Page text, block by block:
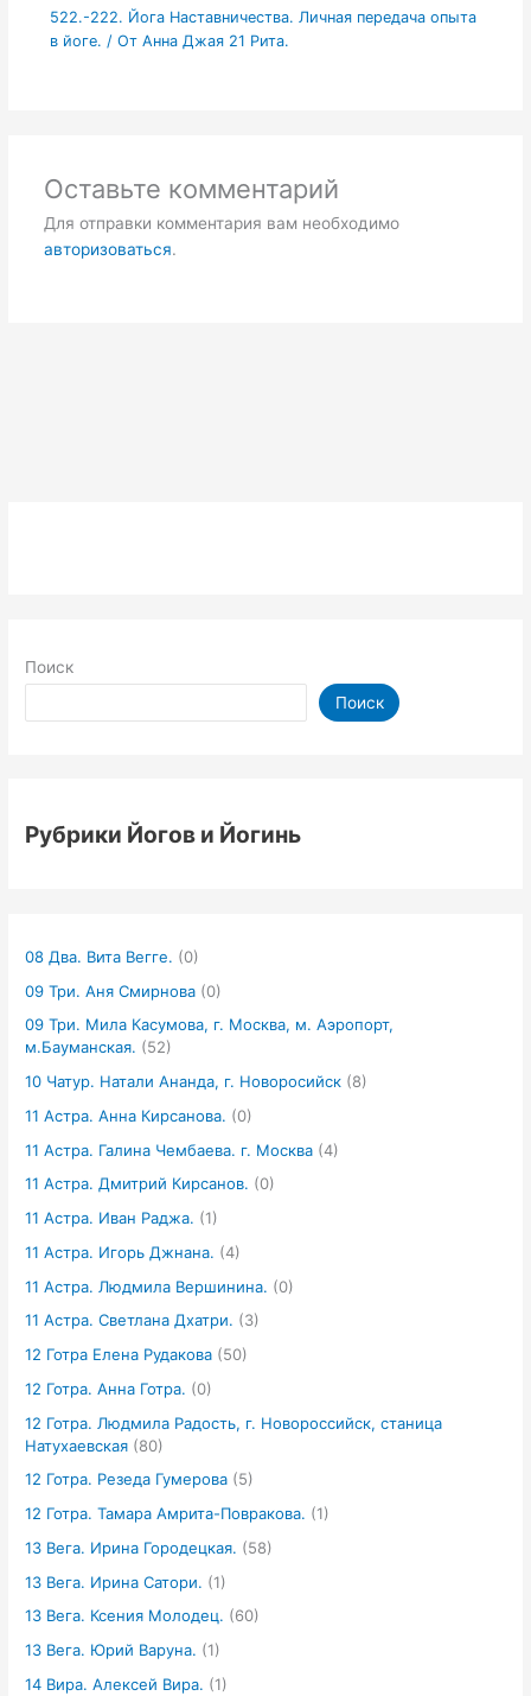
522.-222. Йога Наставничества. Личная передача опыта
в йоге. / От Анна Джая 21 Рита.
Оставьте комментарий
Для отправки комментария вам необходимо
авторизоваться.
Поиск
Поиск
Рубрики Йогов и Йогинь
08 Два. Вита Вегге. (0)
09 Три. Аня Смирнова (0)
09 Три. Мила Касумова, г. Москва, м. Аэропорт,
м.Бауманская. (52)
10 Чатур. Натали Ананда, г. Новоросийск (8)
11 Астра. Анна Кирсанова. (0)
11 Астра. Галина Чембаева. г. Москва (4)
11 Астра. Дмитрий Кирсанов. (0)
11 Астра. Иван Раджа. (1)
11 Астра. Игорь Джнана. (4)
11 Астра. Людмила Вершинина. (0)
11 Астра. Светлана Дхатри. (3)
12 Готра Елена Рудакова (50)
12 Готра. Анна Готра. (0)
12 Готра. Людмила Радость, г. Новороссийск, станица
Натухаевская (80)
12 Готра. Резеда Гумерова (5)
12 Готра. Тамара Амрита-Повракова. (1)
13 Вега. Ирина Городецкая. (58)
13 Вега. Ирина Сатори. (1)
13 Вега. Ксения Молодец. (60)
13 Вега. Юрий Варуна. (1)
14 Вира. Алексей Вира. (1)